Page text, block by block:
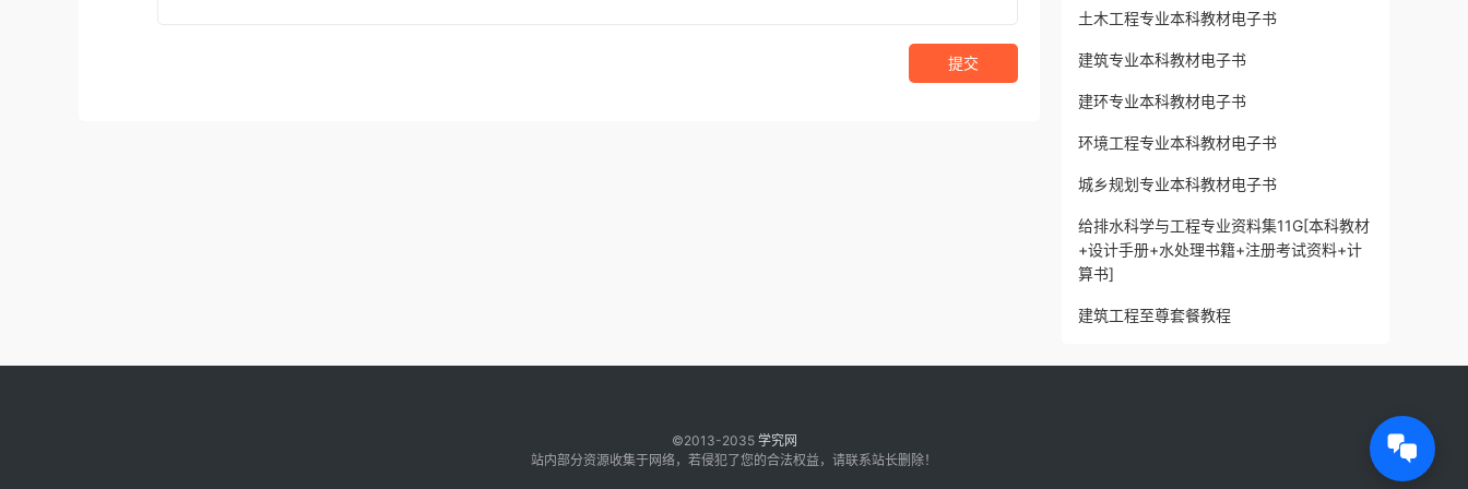
提交
土木工程专业本科教材电子书
建筑专业本科教材电子书
建环专业本科教材电子书
环境工程专业本科教材电子书
城乡规划专业本科教材电子书
给排水科学与工程专业资料集11G[本科教材
+设计手册+水处理书籍+注册考试资料+计
算书]
建筑工程至尊套餐教程
©2013-2035 学究网
站内部分资源收集于网络，若侵犯了您的合法权益，请联系站长删除！